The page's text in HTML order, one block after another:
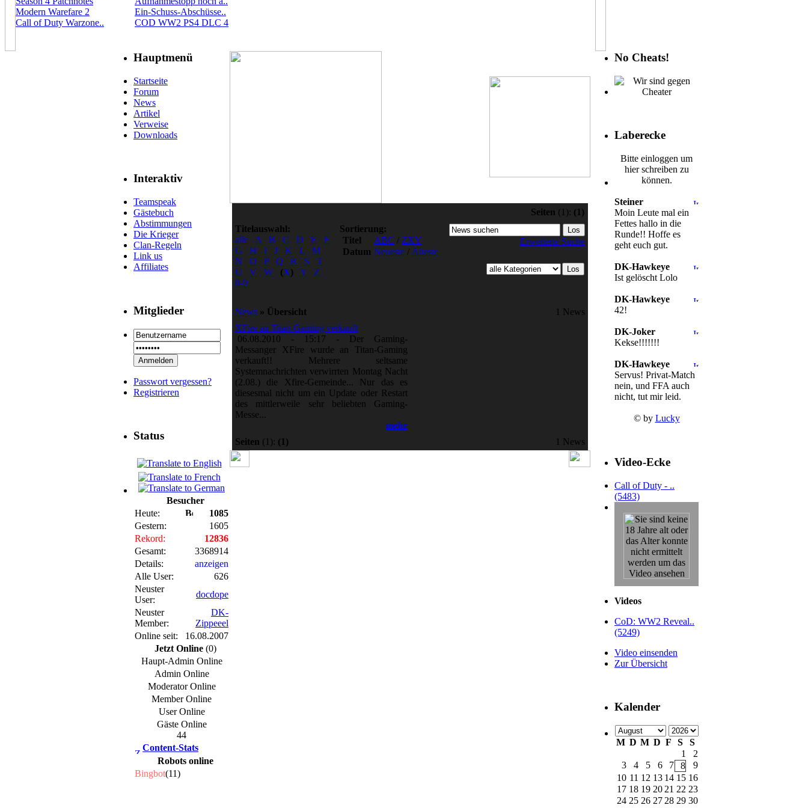
Modern Warefare 2
Call of Duty Warzone..
Ein-Schuss-Abschüsse..
COD WW2 PS4 DLC 4
Hauptmenü
Startseite
Forum
News
Artikel
Verweise
Downloads
Interaktiv
Teamspeak
Gästebuch
Abstimmungen
Die Krieger
Clan-Regeln
Link us
Affiliates
Mitglieder
Passwort vergessen?
Registrieren
Status
Besucher
Heute:
1085
Gestern:
1605
Rekord:
12836
Gesamt:
3368914
Details:
anzeigen
Alle User:
626
Neuster
User:
docdope
Neuster
Member:
DK-
Zippeeel
Online seit:
16.08.2007
Jetzt Online (0)
Haupt-Admin Online
Admin Online
Moderator Online
Member Online
User Online
Gäste Online
44
Content-Stats
Robots online
Bingbot(11)
Seiten (1): (1)
Titelauswahl:
alle
A B C D E
F
G
H I J K L
M
N
O P Q R S
T
U
V W (X) Y
Z
0-9
Sortierung:
Titel
ABC / ZXY
Datum Neueste / Älteste
Erweiterte Suche
News » Übersicht
1 News
XFire an Titan-Gaming verkauft
06.08.2010 - 15:17 -
Der Gaming-
Messanger XFire wurde an Titan-Gaming
verkauft!! Mehrere seltsame
Systemnachrichten verwirrten Montag Nacht
(2.08.) die Xfire-Gemeinde... Nur das es
diesesmal nicht um ein Update oder Restart
des mittlerweile sehr beliebten Gaming-
Messe...
mehr
Seiten (1): (1) 1 News
No Cheats!
Laberecke
Bitte einloggen um
hier schreiben zu
können.
Steiner
Moin Leute mal ein
Fettes hallo in die
Runde!! Hoffe es
geht euch gut.
DK-Hawkeye
Ist gelöscht Lolo
DK-Hawkeye
42!
DK-Joker
Kekse!!!!!!!
DK-Hawkeye
Servus! Privat-Match
nein, und FFA auch
nicht, tut mir leid.
© by Lucky
Video-Ecke
Call of Duty - ..
(5483)
Videos
CoD: WW2 Reveal..
(5249)
Video einsenden
Zur Übersicht
Kalender
M D M D F S
S
1
2
3
4 5 6 7 8
9
10 11 12 13 14 15 16
17 18 19 20 21 22 23
24 25 26 27 28 29 30